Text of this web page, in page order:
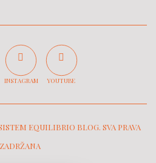
INSTAGRAM YOUTUBE
EQUILIBRIO BLOG. SVA PRAVA
ZADRŽANA